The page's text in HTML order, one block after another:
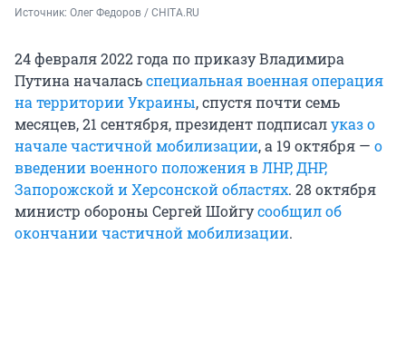
Источник: Олег Федоров / CHITA.RU
24 февраля 2022 года по приказу Владимира
Путина началасьспециальная военная операция
на территории Украины, спустя почти семь
месяцев, 21 сентября, президент подписалуказ о
начале частичной мобилизации, а 19 октября — о
введении военного положения в ЛНР, ДНР,
Запорожской и Херсонской областях. 28 октября
министр обороны Сергей Шойгусообщил об
окончании частичной мобилизации.